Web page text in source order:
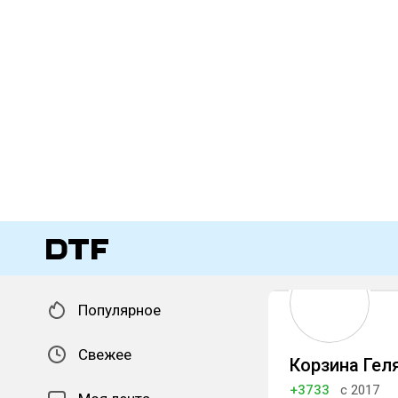
Популярное
Свежее Корзина
+3733 с 2017